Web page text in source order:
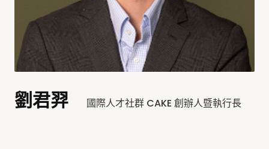
劉君羿 國際人才社群 CAKE 創辦人暨執行長